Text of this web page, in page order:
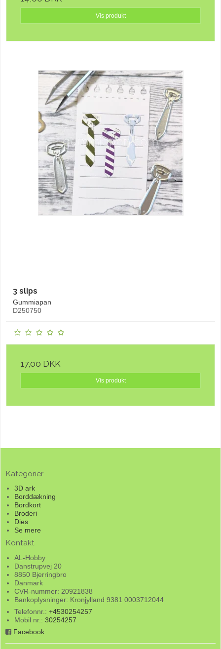
Vis produkt
3 slips
Gummiapan
D250750
17,00 DKK
Vis produkt
Kategorier
3D ark
Borddækning
Bordkort
Broderi
Dies
Se mere
Kontakt
AL-Hobby
Danstrupvej 20
8850 Bjerringbro
Danmark
CVR-nummer: 20921838
Bankoplysninger: Kronjylland 9381 0003712044
Telefonnr.: +4530254257
Mobil nr.: 30254257
Facebook